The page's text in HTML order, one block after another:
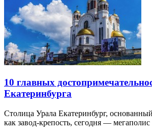
10 главных
Екатеринбурга
Столица Урала Екатеринбург,
как завод-крепость, сегодня —